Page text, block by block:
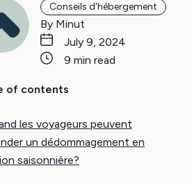
Conseils d'hébergement
By Minut
July 9, 2024
9 min read
of contents
les voyageurs peuvent
un dédommagement en
saisonnière?